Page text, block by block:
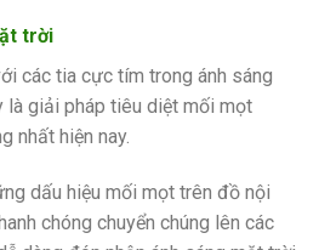
trời
các tia cực tím trong ánh sáng
là giải pháp tiêu diệt mối mọt
nhất hiện nay.
dấu hiệu mối mọt trên đồ nội
chóng chuyển chúng lên các